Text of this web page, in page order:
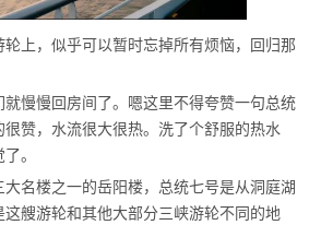
上，似乎可以暂时忘掉所有烦恼，回归那
就慢慢回房间了。嗯这里不得夸赞一句总统
赞，水流很大很热。洗了个舒服的热水
。
名楼之一的岳阳楼，总统七号是从洞庭湖
这艘游轮和其他大部分三峡游轮不同的地